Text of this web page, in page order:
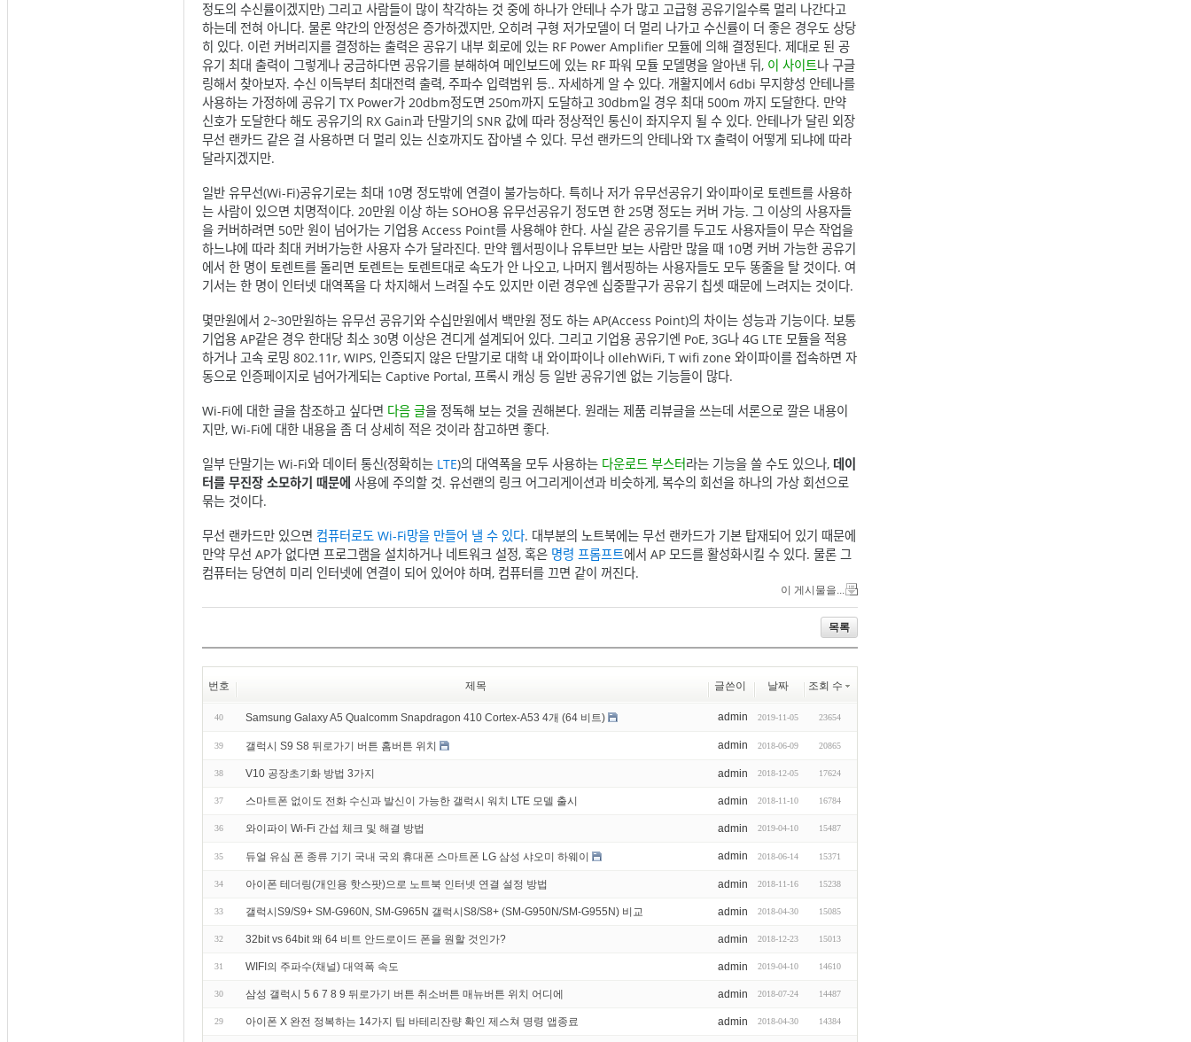
정도의 수신률이겠지만) 그리고 사람들이 많이 착각하는 것 중에 하나가 안테나 수가 많고 고급형 공유기일수록 멀리 나간다고
하는데 전혀 아니다. 물론 약간의 안정성은 증가하겠지만, 오히려 구형 저가모델이 더 멀리 나가고 수신률이 더 좋은 경우도 상당
히 있다. 이런 커버리지를 결정하는 출력은 공유기 내부 회로에 있는 RF Power Amplifier 모듈에 의해 결정된다. 제대로 된 공
유기 최대 출력이 그렇게나 궁금하다면 공유기를 분해하여 메인보드에 있는 RF 파워 모듈 모델명을 알아낸 뒤, 이 사이트나 구글
링해서 찾아보자. 수신 이득부터 최대전력 출력, 주파수 입력범위 등.. 자세하게 알 수 있다. 개활지에서 6dbi 무지향성 안테나를
사용하는 가정하에 공유기 TX Power가 20dbm정도면 250m까지 도달하고 30dbm일 경우 최대 500m 까지 도달한다. 만약
신호가 도달한다 해도 공유기의 RX Gain과 단말기의 SNR 값에 따라 정상적인 통신이 좌지우지 될 수 있다. 안테나가 달린 외장
무선 랜카드 같은 걸 사용하면 더 멀리 있는 신호까지도 잡아낼 수 있다. 무선 랜카드의 안테나와 TX 출력이 어떻게 되냐에 따라
달라지겠지만.
일반 유무선(Wi-Fi)공유기로는 최대 10명 정도밖에 연결이 불가능하다. 특히나 저가 유무선공유기 와이파이로 토렌트를 사용하
는 사람이 있으면 치명적이다. 20만원 이상 하는 SOHO용 유무선공유기 정도면 한 25명 정도는 커버 가능. 그 이상의 사용자들
을 커버하려면 50만 원이 넘어가는 기업용 Access Point를 사용해야 한다. 사실 같은 공유기를 두고도 사용자들이 무슨 작업을
하느냐에 따라 최대 커버가능한 사용자 수가 달라진다. 만약 웹서핑이나 유투브만 보는 사람만 많을 때 10명 커버 가능한 공유기
에서 한 명이 토렌트를 돌리면 토렌트는 토렌트대로 속도가 안 나오고, 나머지 웹서핑하는 사용자들도 모두 똥줄을 탈 것이다. 여
기서는 한 명이 인터넷 대역폭을 다 차지해서 느려질 수도 있지만 이런 경우엔 십중팔구가 공유기 칩셋 때문에 느려지는 것이다.
몇만원에서 2~30만원하는 유무선 공유기와 수십만원에서 백만원 정도 하는 AP(Access Point)의 차이는 성능과 기능이다. 보통
기업용 AP같은 경우 한대당 최소 30명 이상은 견디게 설계되어 있다. 그리고 기업용 공유기엔 PoE, 3G나 4G LTE 모듈을 적용
하거나 고속 로밍 802.11r, WIPS, 인증되지 않은 단말기로 대학 내 와이파이나 ollehWiFi, T wifi zone 와이파이를 접속하면 자
동으로 인증페이지로 넘어가게되는 Captive Portal, 프록시 캐싱 등 일반 공유기엔 없는 기능들이 많다.
Wi-Fi에 대한 글을 참조하고 싶다면 다음 글을 정독해 보는 것을 권해본다. 원래는 제품 리뷰글을 쓰는데 서론으로 깔은 내용이
지만, Wi-Fi에 대한 내용을 좀 더 상세히 적은 것이라 참고하면 좋다.
일부 단말기는 Wi-Fi와 데이터 통신(정확히는 LTE)의 대역폭을 모두 사용하는 다운로드 부스터라는 기능을 쓸 수도 있으나, 데이
터를 무진장 소모하기 때문에 사용에 주의할 것. 유선랜의 링크 어그리게이션과 비슷하게, 복수의 회선을 하나의 가상 회선으로
묶는 것이다.
무선 랜카드만 있으면 컴퓨터로도 Wi-Fi망을 만들어 낼 수 있다. 대부분의 노트북에는 무선 랜카드가 기본 탑재되어 있기 때문에
만약 무선 AP가 없다면 프로그램을 설치하거나 네트워크 설정, 혹은 명령 프롬프트에서 AP 모드를 활성화시킬 수 있다. 물론 그
컴퓨터는 당연히 미리 인터넷에 연결이 되어 있어야 하며, 컴퓨터를 끄면 같이 꺼진다.
이 게시물을...
목록
번호 제목 글쓴이 날짜 조회 수
40 Samsung Galaxy A5 Qualcomm Snapdragon 410 Cortex-A53 4개 (64 비트) admin 2019-11-05 23654
39 갤럭시 S9 S8 뒤로가기 버튼 홈버튼 위치 admin 2018-06-09 20865
38 V10 공장초기화 방법 3가지 admin 2018-12-05 17624
37 스마트폰 없이도 전화 수신과 발신이 가능한 갤럭시 워치 LTE 모델 출시 admin 2018-11-10 16784
36 와이파이 Wi-Fi 간섭 체크 및 해결 방법 admin 2019-04-10 15487
35 듀얼 유심 폰 종류 기기 국내 국외 휴대폰 스마트폰 LG 삼성 샤오미 하웨이 admin 2018-06-14 15371
34 아이폰 테더링(개인용 핫스팟)으로 노트북 인터넷 연결 설정 방법 admin 2018-11-16 15238
33 갤럭시S9/S9+ SM-G960N, SM-G965N 갤럭시S8/S8+ (SM-G950N/SM-G955N) 비교 admin 2018-04-30 15085
32 32bit vs 64bit 왜 64 비트 안드로이드 폰을 원할 것인가? admin 2018-12-23 15013
31 WIFI의 주파수(채널) 대역폭 속도 admin 2019-04-10 14610
30 삼성 갤럭시 5 6 7 8 9 뒤로가기 버튼 취소버튼 매뉴버튼 위치 어디에 admin 2018-07-24 14487
29 아이폰 X 완전 정복하는 14가지 팁 바테리잔량 확인 제스쳐 명령 앱종료 admin 2018-04-30 14384